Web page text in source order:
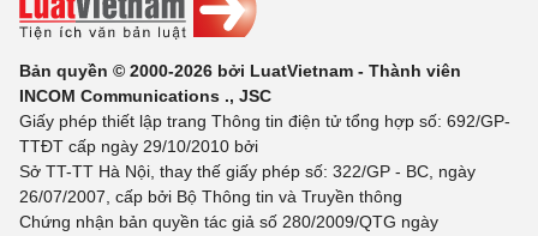
Bản quyền © 2000-2026 bởi LuatVietnam - Thành viên
INCOM Communications ., JSC
Giấy phép thiết lập trang Thông tin điện tử tổng hợp số: 692/GP-
TTĐT cấp ngày 29/10/2010 bởi
Sở TT-TT Hà Nội, thay thế giấy phép số: 322/GP - BC, ngày
26/07/2007, cấp bởi Bộ Thông tin và Truyền thông
Chứng nhận bản quyền tác giả số 280/2009/QTG ngày